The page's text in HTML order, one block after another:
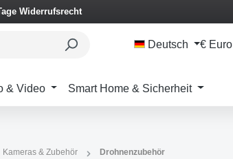
Widerrufsrecht
Deutsch € Euro
& Video Smart Home & Sicherheit
Kameras & Zubehör Drohnenzubehör